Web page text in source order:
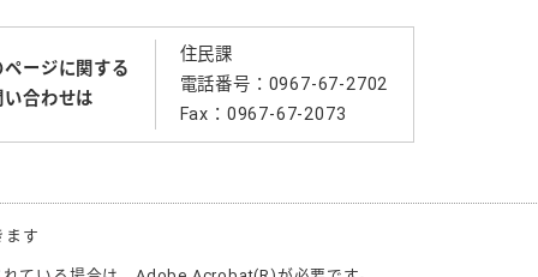
ページに関する
い合わせは
住民課
電話番号：0967-67-2702
Fax：0967-67-2073
ます